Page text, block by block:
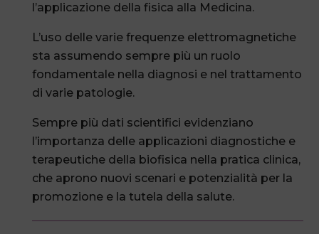
l’applicazione della fisica alla Medicina.
L’uso delle varie frequenze elettromagnetiche
sta assumendo sempre più un ruolo
fondamentale nella diagnosi e nel trattamento
di varie patologie.
Sempre più dati scientifici evidenziano
l’importanza delle applicazioni diagnostiche e
terapeutiche della biofisica nella pratica clinica,
che aprono nuovi scenari e potenzialità per la
promozione e la tutela della salute.